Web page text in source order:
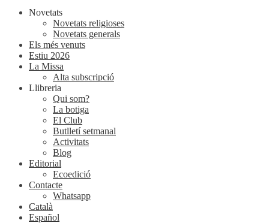
Novetats
Novetats religioses
Novetats generals
Els més venuts
Estiu 2026
La Missa
Alta subscripció
Llibreria
Qui som?
La botiga
El Club
Butlletí setmanal
Activitats
Blog
Editorial
Ecoedició
Contacte
Whatsapp
Català
Español